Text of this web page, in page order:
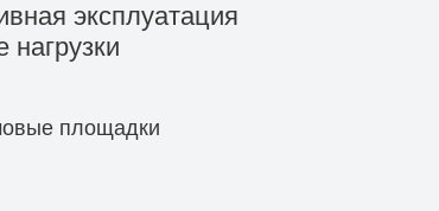
эксплуатация
нагрузки
площадки